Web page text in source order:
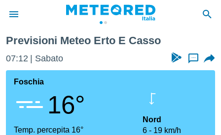
di
le
Previsioni Meteo Erto E Casso
07:12 Sabato ...
Foschia
16°
Temp. percepita 16°
Nord
6
19 km/h